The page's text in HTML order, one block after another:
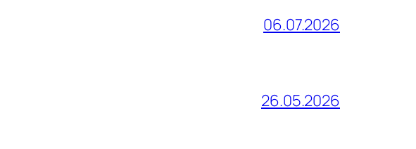
06.07.2026
26.05.2026